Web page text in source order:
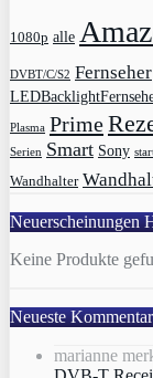
1080p alle
DVBT/C/S2 Fernseher
Plasma Prime
Serien Smart Sony
Wandhalter
Neuerscheinungen
Keine Produkte
Neueste
marianne